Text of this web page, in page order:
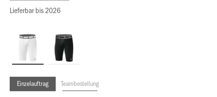
Lieferbar bis 2026
Einzelauftrag Teambestellung